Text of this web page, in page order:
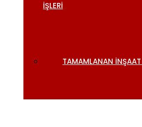
İŞLERI
TAMAMLANAN İNŞAAT